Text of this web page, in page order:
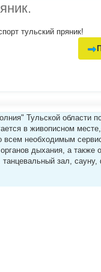
тульский пряник!
Тульской области
в живописном
всем необходимым
дыхания, а также
зал, сауну,